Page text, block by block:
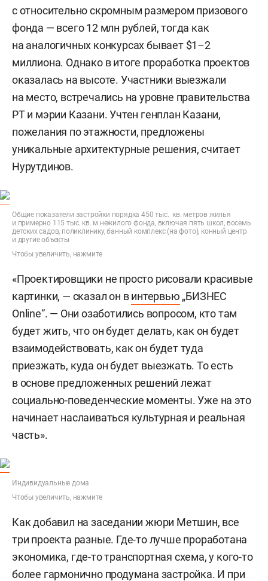
с относительно скромным размером призового
фонда — всего 12 млн рублей, тогда как
на аналогичных конкурсах бывает $1–2
миллиона. Однако в итоге проработка проектов
оказалась на высоте. Участники выезжали
на место, встречались на уровне правительства
РТ и мэрии Казани. Учтен генплан Казани,
пожелания по этажности, предложены
уникальные архитектурные решения, считает
Нурутдинов.
Общие показатели застройки порядка 450 тыс. кв. метров жилья
и примерно 115 тыс. кв. м нежилого фонда, включая пять школ, восемь
детских садов, поликлинику, банный комплекс (на фото), конный центр
и другие объекты
Чтобы увеличить, нажмите
«Проектировщики не просто рисовали красивые
картинки, — сказал он винтервью „БИЗНЕС
Online“. — Они озаботились вопросом, кто там
будет жить, что он будет делать, как он будет
взаимодействовать, как он будет туда
приезжать, куда он будет выезжать. То есть
в основе предложенных решений лежат
социально-поведенческие моменты. Уже на это
начинает наслаиваться культурная и реальная
часть».
Индивидуальные дома
Чтобы увеличить, нажмите
Как добавил на заседании жюри Метшин, все
три проекта разные. Где-то лучше проработана
экономика, где-то транспортная схема, у кого-то
более гармонично продумана застройка. И при